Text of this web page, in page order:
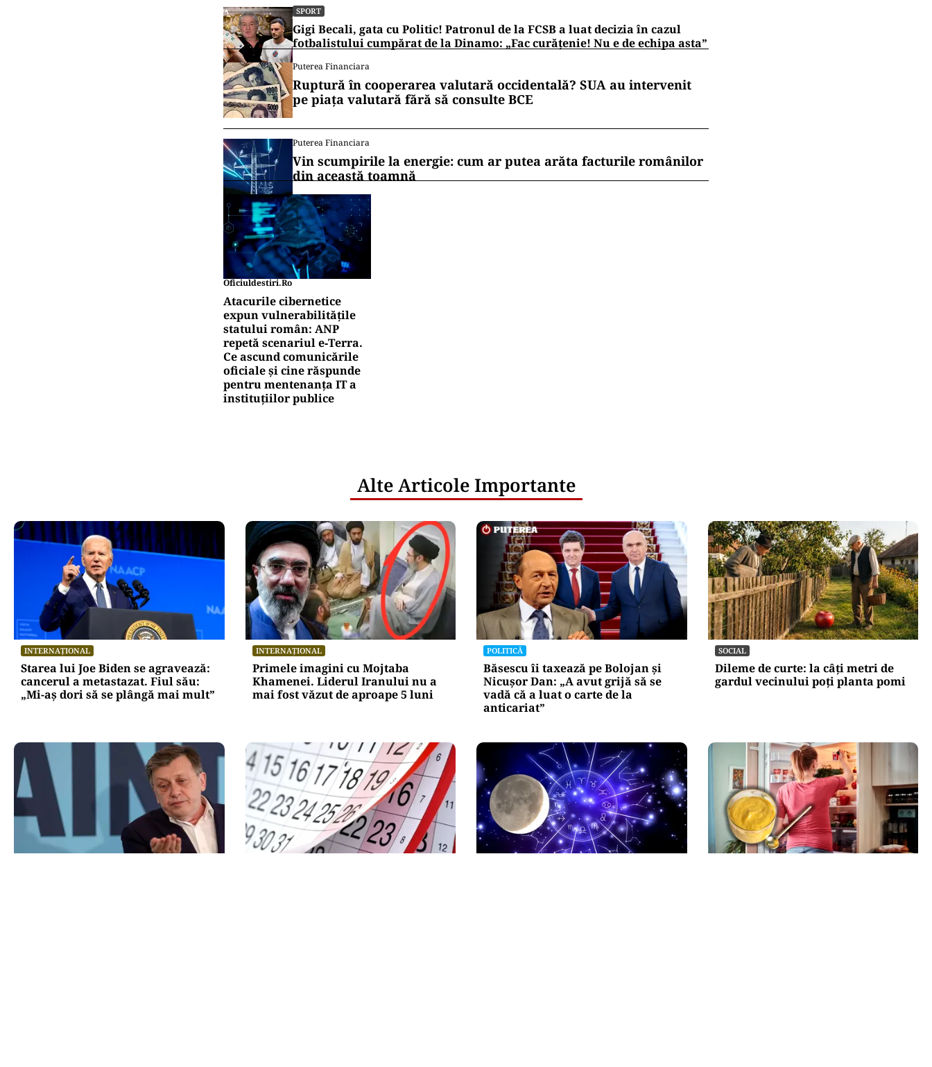
SPORT
Gigi Becali, gata cu Politic! Patronul de la FCSB a luat decizia în cazul
fotbalistului cumpărat de la Dinamo: „Fac curățenie! Nu e de echipa asta”
Puterea Financiara
Ruptură în cooperarea valutară occidentală? SUA au intervenit
pe piața valutară fără să consulte BCE
Puterea Financiara
Vin scumpirile la energie: cum ar putea arăta facturile românilor
din această toamnă
Oficiuldestiri.ro
Atacurile cibernetice
expun vulnerabilitățile
statului român: ANP
repetă scenariul e‑Terra.
Ce ascund comunicările
oficiale și cine răspunde
pentru mentenanța IT a
instituțiilor publice
Alte Articole Importante
INTERNAȚIONAL
Starea lui Joe Biden se agravează:
cancerul a metastazat. Fiul său:
„Mi-aș dori să se plângă mai mult”
INTERNAȚIONAL
Primele imagini cu Mojtaba
Khamenei. Liderul Iranului nu a
mai fost văzut de aproape 5 luni
POLITICĂ
Băsescu îi taxează pe Bolojan și
Nicușor Dan: „A avut grijă să se
vadă că a luat o carte de la
anticariat”
SOCIAL
Dileme de curte: la câți metri de
gardul vecinului poți planta pomi